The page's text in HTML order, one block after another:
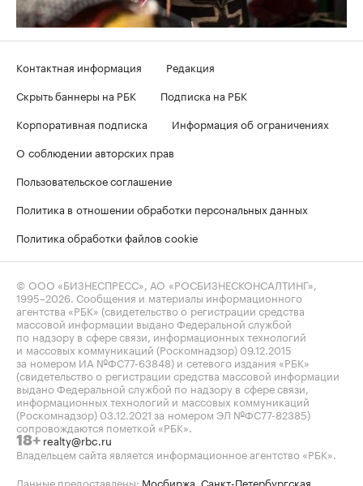
Контактная информация
Редакция
Скрыть баннеры на РБК
Подписка на РБК
Корпоративная подписка
Информация об ограничениях
О соблюдении авторских прав
Пользовательское соглашение
Политика в отношении обработки персональных данных
Политика обработки файлов cookie
© ООО «БИЗНЕСПРЕСС», АО «РОСБИЗНЕСКОНСАЛТИНГ»,
1995–2026. Сообщения и материалы информационного
агентства «РБК» (свидетельство о регистрации средства
массовой информации выдано Федеральной службой
по надзору в сфере связи, информационных технологий
и массовых коммуникаций (Роскомнадзор) 09.12.2015
за номером ИА №ФС77-63848) и сетевого издания «РБК»
(свидетельство о регистрации средства массовой информации
выдано Федеральной службой по надзору в сфере связи,
информационных технологий и массовых коммуникаций
(Роскомнадзор) 03.12.2021 за номером ЭЛ №ФС77-82385)
сопровождаются пометкой «РБК».
18+ realty@rbc.ru
Владельцем сайта является информационное агентство «РБК».
Данные предоставлены: Мосбиржа Санкт-Петербургская